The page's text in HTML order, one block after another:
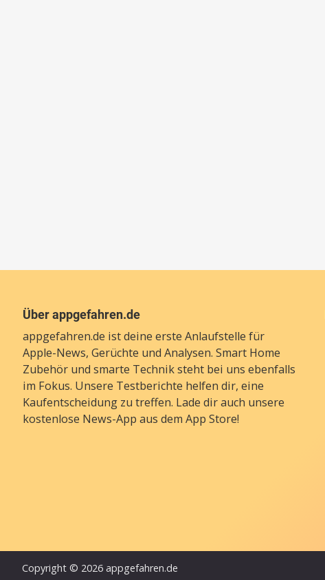
Über appgefahren.de
appgefahren.de ist deine erste Anlaufstelle für
Apple-News, Gerüchte und Analysen. Smart Home
Zubehör und smarte Technik steht bei uns ebenfalls
im Fokus. Unsere Testberichte helfen dir, eine
Kaufentscheidung zu treffen. Lade dir auch unsere
kostenlose News-App aus dem App Store!
Copyright © 2026 appgefahren.de